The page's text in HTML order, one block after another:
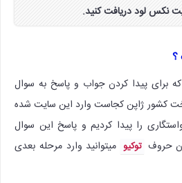
نکس لود دریافت کنید.
؟
برای پیدا کردن جواب و پاسخ به سوال
کشور ژاپن کجاست وارد این سایت شده
را پیدا کردیم و پاسخ این سوال
حروف توکیو میتوانید وارد مرحله بعدی